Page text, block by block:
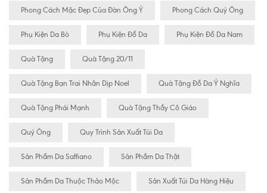
Phong Cách Mặc Đẹp Của Đàn Ông Ý Phong Cách Quý Ông
Phụ Kiện Da Bò Phụ Kiện Đồ Da Phụ Kiện Đồ Da Nam
Quà Tặng Quà Tặng 20/11
Quà Tặng Bạn Trai Nhân Dịp Noel Quà Tặng Đồ Da Ý Nghĩa
Quà Tặng Phái Mạnh Quà Tặng Thầy Cô Giáo
Quý Ông Quy Trình Sản Xuất Túi Da
Sản Phẩm Da Saffiano Sản Phẩm Da Thật
Sản Phẩm Da Thuộc Thảo Mộc Sản Xuất Túi Da Hàng Hiệu